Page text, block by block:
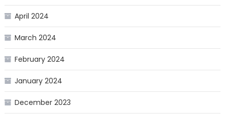
April 2024
March 2024
February 2024
January 2024
December 2023